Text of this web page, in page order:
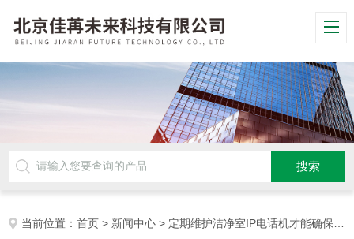
当前位置：首页 > 新闻中心 > 定期维护洁净室IP电话机才能确保通信畅通